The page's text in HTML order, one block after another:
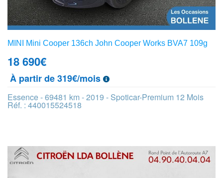
MINI Mini Cooper 136ch John Cooper Works BVA7 109g
18 690€
À partir de 319€/mois
Essence - 69481 km - 2019 - Spoticar-Premium 12 Mois
Réf. : 440015524518